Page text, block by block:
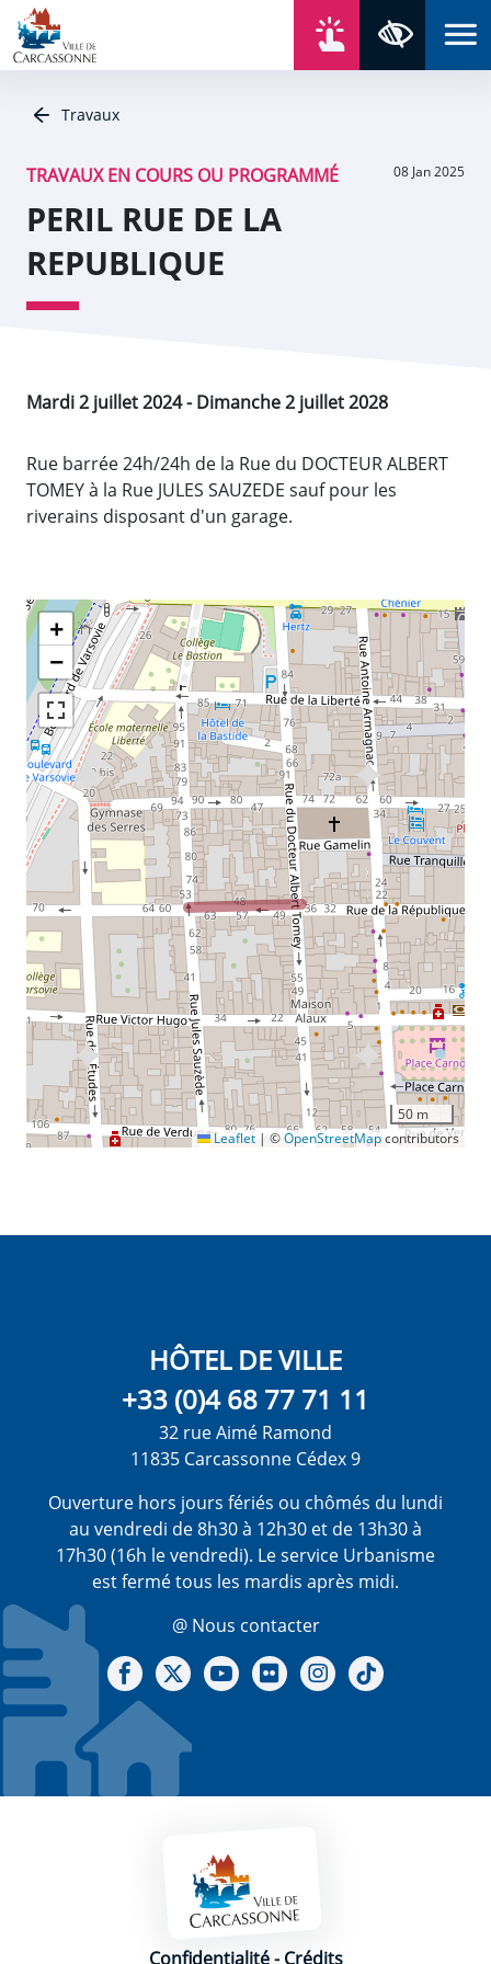
Aller au contenu
Aller au menu
Aller au plan du site
Aller à la recherche
Travaux
TRAVAUX EN COURS OU PROGRAMMÉ 08 Jan 2025
PERIL RUE DE LA
REPUBLIQUE
Mardi 2 juillet 2024-Dimanche 2 juillet 2028
Rue barrée 24h/24h de la Rue du DOCTEUR ALBERT
TOMEY à la Rue JULES SAUZEDE sauf pour les
riverains disposant d'un garage.
+
−
50 m
Leaflet |©OpenStreetMapcontributors
HÔTEL DE VILLE
+33 (0)4 68 77 71 11
32 rue Aimé Ramond
11835 Carcassonne Cédex 9
Ouverture hors jours fériés ou chômés du lundi
au vendredi de 8h30 à 12h30 et de 13h30 à
17h30 (16h le vendredi). Le service Urbanisme
est fermé tous les mardis après midi.
@ Nous contacter
Notre Facebook
Notre X - (twitter)
Notre chaine Youtube
Notre Gallerie sur Flickr
Notre Instagram
Mentions légales
Confidentialité-Crédits
Panneau de gestion des cookies